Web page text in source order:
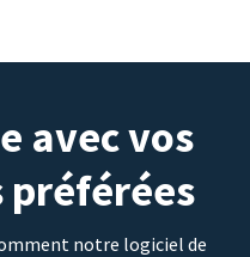
avec vos
notre logiciel de